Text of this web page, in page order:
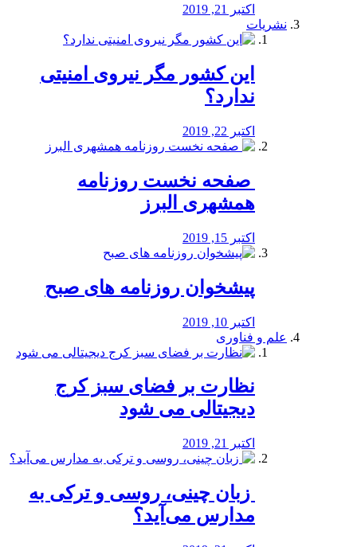
اکتبر 21, 2019
نشریات
این کشور مگر نیروی امنیتی
ندارد؟
اکتبر 22, 2019
️ صفحه نخست روزنامه‌
همشهری البرز
اکتبر 15, 2019
پیشخوان روزنامه های صبح
اکتبر 10, 2019
علم و فناوری
نظارت بر فضای سبز کرج
دیجیتالی می شود
اکتبر 21, 2019
️ زبان چینی، روسی و ترکی به
مدارس می‌آید؟